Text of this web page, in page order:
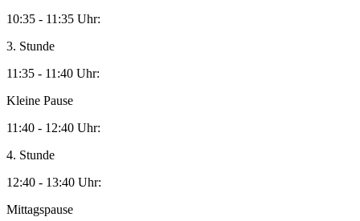
10:35 - 11:35 Uhr:
3. Stunde
11:35 - 11:40 Uhr:
Kleine Pause
11:40 - 12:40 Uhr:
4. Stunde
12:40 - 13:40 Uhr:
Mittagspause